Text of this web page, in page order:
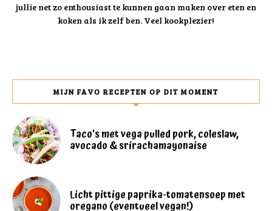
jullie net zo enthousiast te kunnen gaan maken over eten en
koken als ik zelf ben. Veel kookplezier!
MIJN FAVO RECEPTEN OP DIT MOMENT
Taco’s met vega pulled pork, coleslaw,
avocado & srirachamayonaise
Licht pittige paprika-tomatensoep met
oregano (eventueel vegan!)